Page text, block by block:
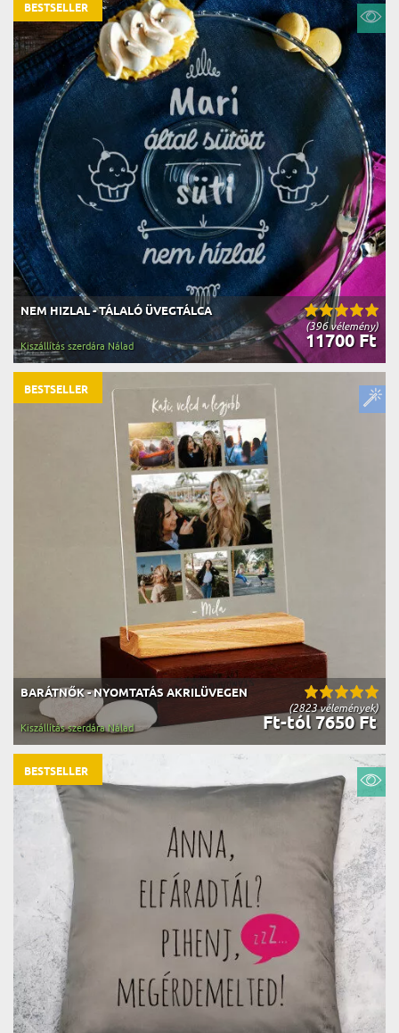
(396 vélemény)
NEM HIZLAL - TÁLALÓ ÜVEGTÁLCA
11700 Ft
Kiszállítás szerdára Nálad
BESTSELLER
(2823 vélemények)
BARÁTNŐK - NYOMTATÁS AKRILÜVEGEN
Ft-tól 7650 Ft
Kiszállítás szerdára Nálad
BESTSELLER
BESTSELLER